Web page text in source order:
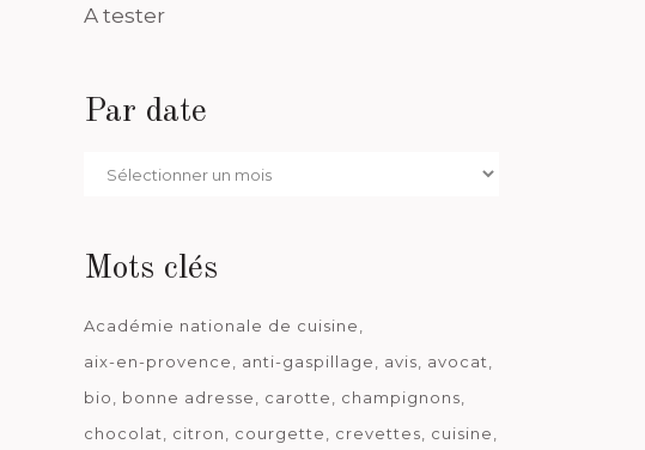
A tester
Par date
Par
Mots clés
Académie nationale de cuisine
aix-en-provence
anti-gaspillage avis
avocat
bio
bonne adresse carotte
champignons
chocolat
citron courgette crevettes
cuisine